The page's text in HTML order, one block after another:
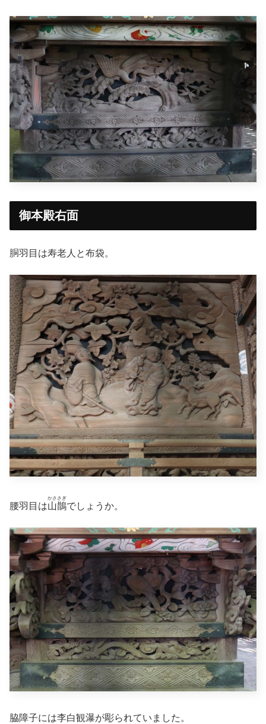
御本殿右面
胴羽目は寿老人と布袋。
腰羽目は山鵲
かささぎ
でしょうか。
脇障子には李白観瀑が彫られていました。